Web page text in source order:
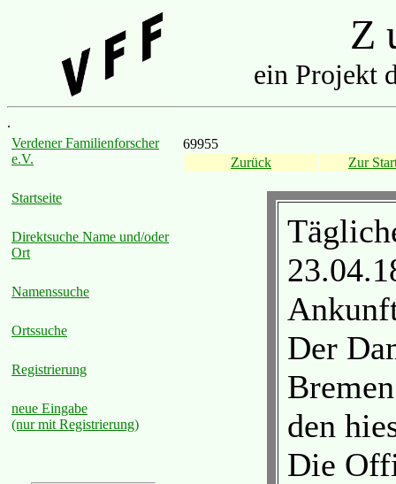
Z
ein Projekt
.
Verdener Familienforscher
e.V.
Startseite
Direktsuche Name und/oder
Ort
Namenssuche
Ortssuche
Registrierung
neue Eingabe
(nur mit Registrierung)
69955
Zurück
Zur
Der
den
Die